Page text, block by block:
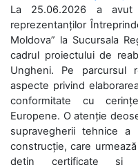
La 25.06.2026 a
reprezentanților
Moldova” la Sucursala
cadrul proiectului de
Ungheni. Pe parcursul
aspecte privind
conformitate cu
Europene. O atenție
supravegherii tehnice
construcție, care
dețin certificate și